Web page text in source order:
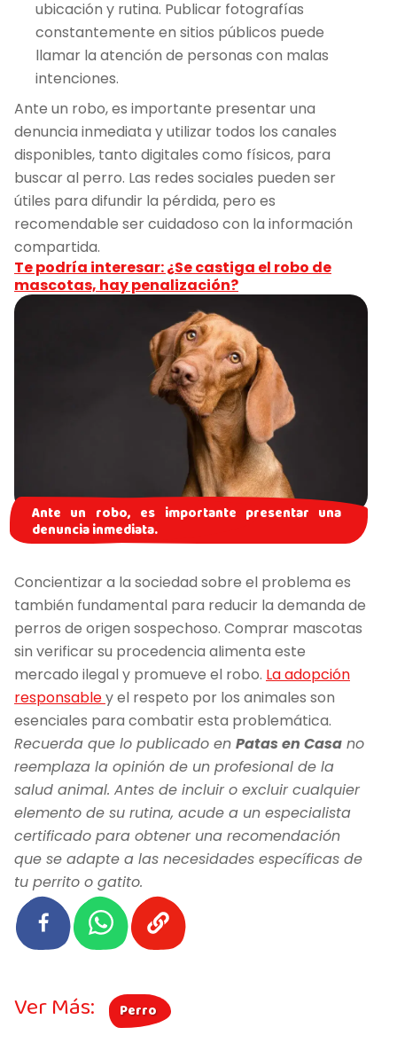
ubicación y rutina. Publicar fotografías
constantemente en sitios públicos puede
llamar la atención de personas con malas
intenciones.
Ante un robo, es importante presentar una
denuncia inmediata y utilizar todos los canales
disponibles, tanto digitales como físicos, para
buscar al perro. Las redes sociales pueden ser
útiles para difundir la pérdida, pero es
recomendable ser cuidadoso con la información
compartida.
Te podría interesar: ¿Se castiga el robo de
mascotas, hay penalización?
Ante un robo, es importante presentar una
denuncia inmediata.
Concientizar a la sociedad sobre el problema es
también fundamental para reducir la demanda de
perros de origen sospechoso. Comprar mascotas
sin verificar su procedencia alimenta este
mercado ilegal y promueve el robo. La adopción
responsabley el respeto por los animales son
esenciales para combatir esta problemática.
Recuerda que lo publicado en Patas en Casa no
reemplaza la opinión de un profesional de la
salud animal. Antes de incluir o excluir cualquier
elemento de su rutina, acude a un especialista
certificado para obtener una recomendación
que se adapte a las necesidades específicas de
tu perrito o gatito.
Ver Más: Perro